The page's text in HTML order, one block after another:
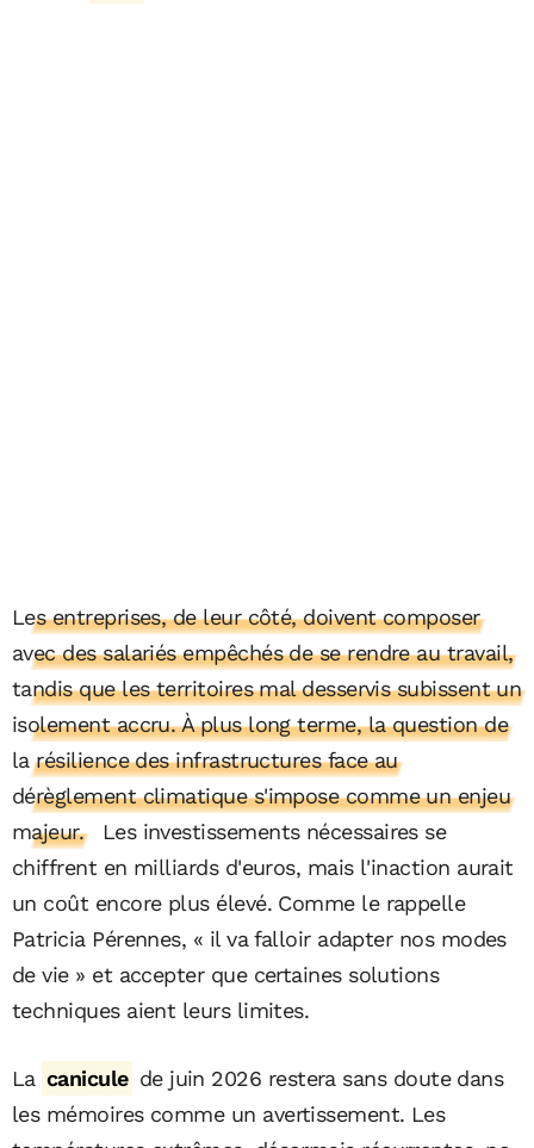
Les entreprises, de leur côté, doivent composer
avec des salariés empêchés de se rendre au travail,
tandis que les territoires mal desservis subissent un
isolement accru. À plus long terme, la question de
la résilience des infrastructures face au
dérèglement climatique s'impose comme un enjeu
majeur.
Les investissements nécessaires se
chiffrent en milliards d'euros, mais l'inaction aurait
un coût encore plus élevé. Comme le rappelle
Patricia Pérennes, « il va falloir adapter nos modes
de vie » et accepter que certaines solutions
techniques aient leurs limites.
La canicule de juin 2026 restera sans doute dans
les mémoires comme un avertissement. Les